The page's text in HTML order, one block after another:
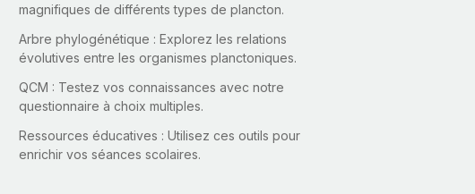
magnifiques de différents types de plancton.
Arbre phylogénétique : Explorez les relations
évolutives entre les organismes planctoniques.
QCM : Testez vos connaissances avec notre
questionnaire à choix multiples.
Ressources éducatives : Utilisez ces outils pour
enrichir vos séances scolaires.